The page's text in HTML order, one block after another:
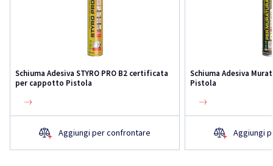
Schiuma Adesiva STYRO PRO B2 certificata
per cappotto Pistola
Aggiungi per confrontare
Schiuma Adesiva
Pistola
Aggiungi